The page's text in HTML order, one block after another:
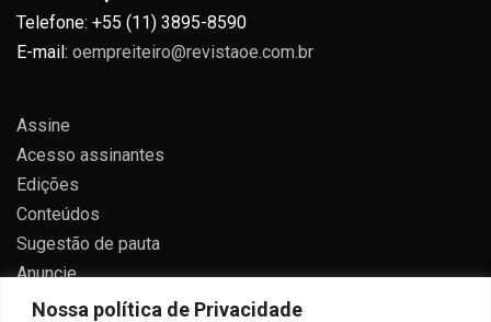
Nossa política de Privacidade
Telefone: +55 (11) 3895-8590
E-mail: oempreiteiro@revistaoe.com.br
Assine
Acesso assinantes
Edições
Conteúdos
Sugestão de pauta
Anuncie
Contato